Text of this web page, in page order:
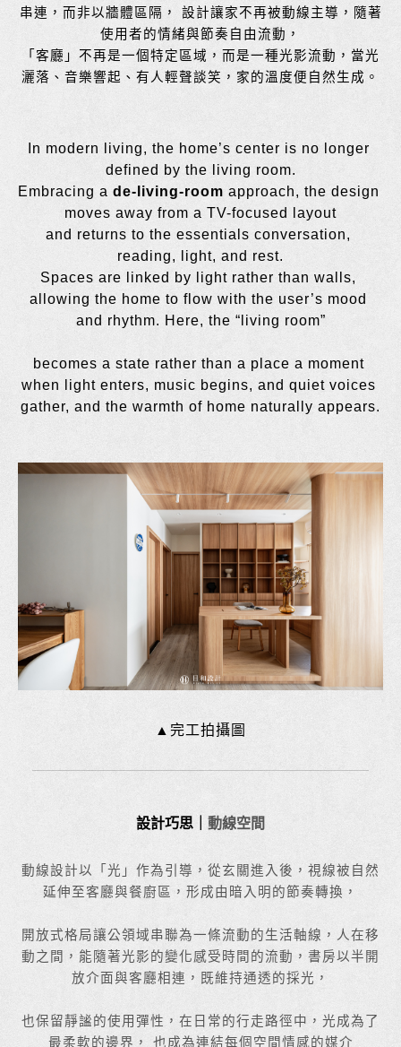
串連，而非以牆體區隔， 設計讓家不再被動線主導，隨著
使用者的情緒與節奏自由流動，
「客廳」不再是一個特定區域，而是一種光影流動，當光
灑落、音樂響起、有人輕聲談笑，家的溫度便自然生成。
In modern living, the home’s center is no longer
defined by the living room.
Embracing a de-living-room approach, the design
moves away from a TV-focused layout
and returns to the essentials conversation,
reading, light, and rest.
Spaces are linked by light rather than walls,
allowing the home to flow with the user’s mood
and rhythm. Here, the “living room”
becomes a state rather than a place a moment
when light enters, music begins, and quiet voices
gather, and the warmth of home naturally appears.
▲完工拍攝圖
設計巧思｜ 動線空間
動線設計以「光」作為引導，從玄關進入後，視線被自然
延伸至客廳與餐廚區，形成由暗入明的節奏轉換，
開放式格局讓公領域串聯為一條流動的生活軸線，人在移
動之間，能隨著光影的變化感受時間的流動，書房以半開
放介面與客廳相連，既維持通透的採光，
也保留靜謐的使用彈性，在日常的行走路徑中，光成為了
最柔軟的邊界， 也成為連結每個空間情感的媒介